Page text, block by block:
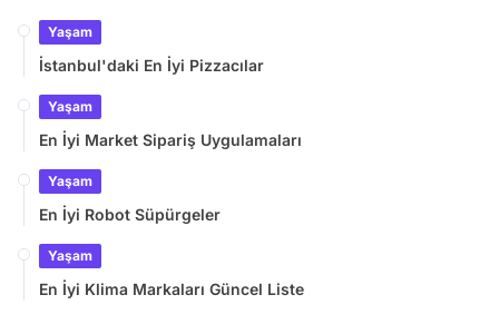
Yaşam
İstanbul'daki En İyi Pizzacılar
Yaşam
En İyi Market Sipariş Uygulamaları
Yaşam
En İyi Robot Süpürgeler
Yaşam
En İyi Klima Markaları Güncel Liste